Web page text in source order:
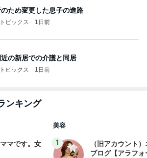
ため変更した息子の進路
ピックス 1日前
の新居での介護と同居
ピックス 1日前
ンキング
マです。女
美容
1
（旧アカウント
ブログ【アラフォ